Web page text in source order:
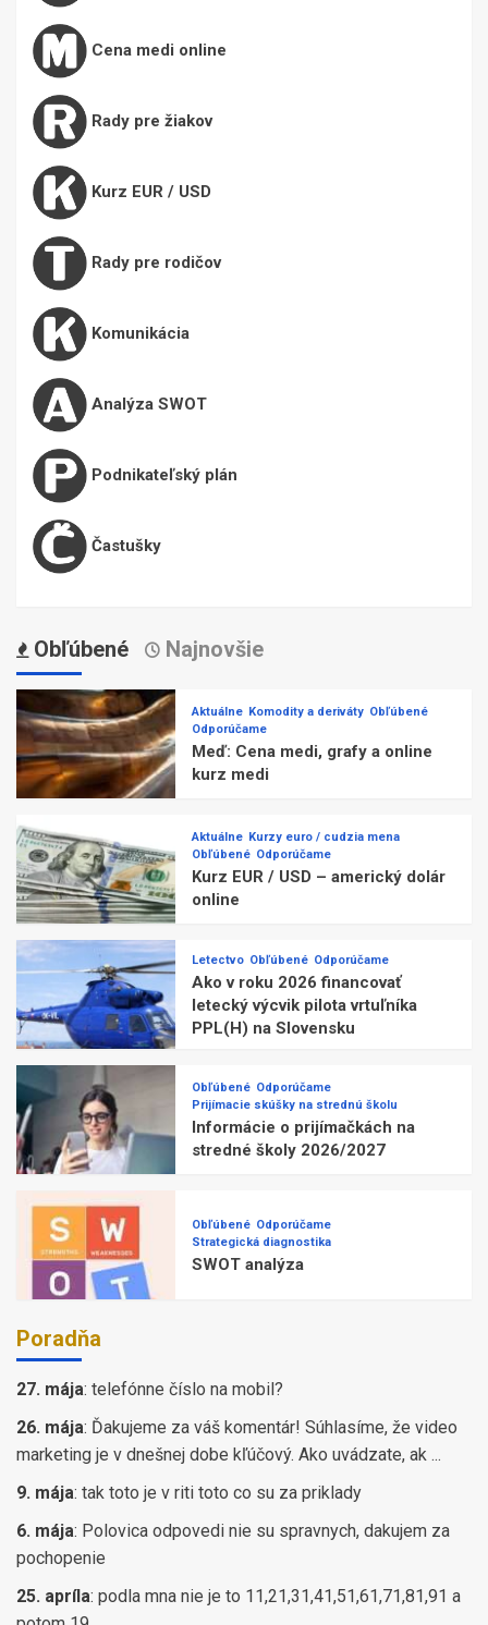
Cena medi online
Rady pre žiakov
Kurz EUR / USD
Rady pre rodičov
Komunikácia
Analýza SWOT
Podnikateľský plán
Častušky
Obľúbené Najnovšie
Aktuálne Komodity a deriváty Obľúbené
Odporúčame
Meď: Cena medi, grafy a online
kurz medi
Aktuálne Kurzy euro / cudzia mena
Obľúbené Odporúčame
Kurz EUR / USD – americký dolár
online
Letectvo Obľúbené Odporúčame
Ako v roku 2026 financovať
letecký výcvik pilota vrtuľníka
PPL(H) na Slovensku
Obľúbené Odporúčame
Prijímacie skúšky na strednú školu
Informácie o prijímačkách na
stredné školy 2026/2027
Obľúbené Odporúčame
Strategická diagnostika
SWOT analýza
Poradňa
27. mája: telefónne číslo na mobil?
26. mája: Ďakujeme za váš komentár! Súhlasíme, že video
marketing je v dnešnej dobe kľúčový. Ako uvádzate, ak ...
9. mája: tak toto je v riti toto co su za priklady
6. mája: Polovica odpovedi nie su spravnych, dakujem za
pochopenie
25. apríla: podla mna nie je to 11,21,31,41,51,61,71,81,91 a